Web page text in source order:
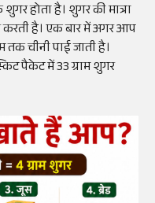
होता है। शुगर की मात्रा
करती है। एक बार में अगर आप
तक चीनी पाई जाती है।
पैकेट में 33 ग्राम शुगर